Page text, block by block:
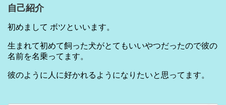
自己紹介
初めまして ボツといいます。
生まれて初めて飼った犬がとてもいいやつだったので彼の
名前を名乗ってます。
彼のように人に好かれるようになりたいと思ってます。